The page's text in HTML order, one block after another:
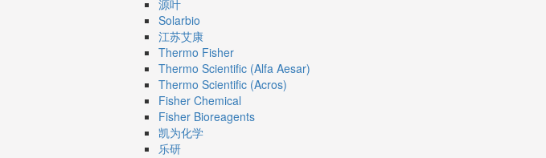
源叶
Solarbio
江苏艾康
Thermo Fisher
Thermo Scientific (Alfa Aesar)
Thermo Scientific (Acros)
Fisher Chemical
Fisher Bioreagents
凯为化学
乐研